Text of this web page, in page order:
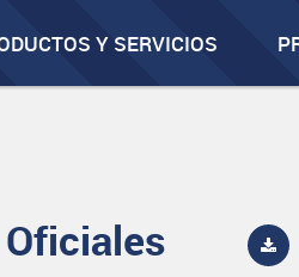
Y SERVICIOS